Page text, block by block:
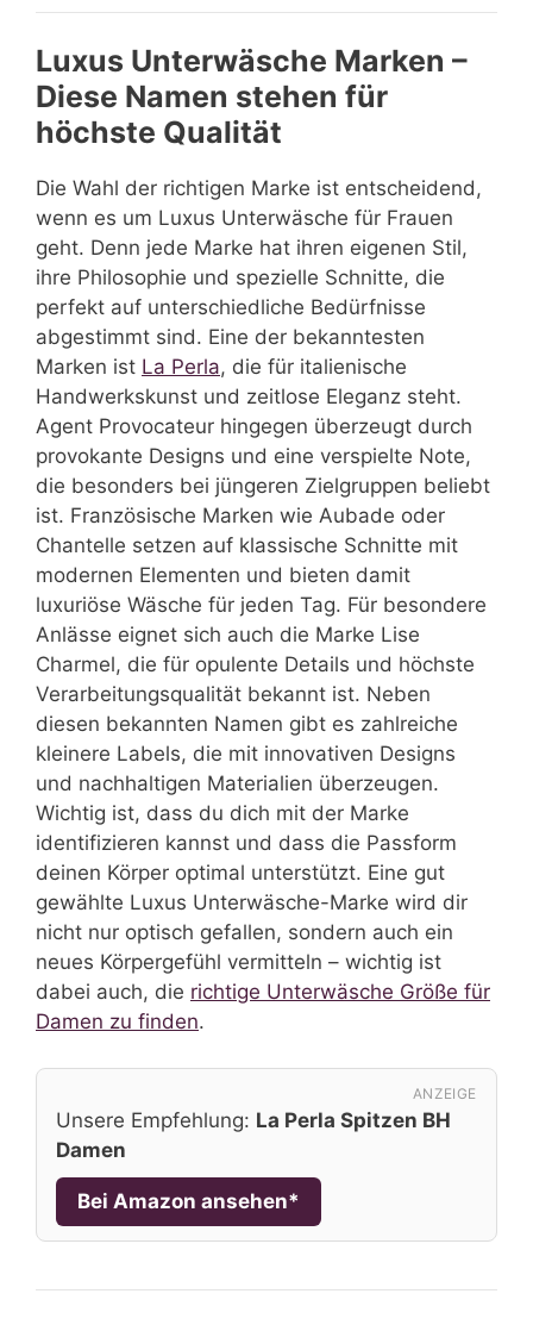
Luxus Unterwäsche Marken –
Diese Namen stehen für
höchste Qualität
Die Wahl der richtigen Marke ist entscheidend,
wenn es um Luxus Unterwäsche für Frauen
geht. Denn jede Marke hat ihren eigenen Stil,
ihre Philosophie und spezielle Schnitte, die
perfekt auf unterschiedliche Bedürfnisse
abgestimmt sind. Eine der bekanntesten
Marken ist La Perla, die für italienische
Handwerkskunst und zeitlose Eleganz steht.
Agent Provocateur hingegen überzeugt durch
provokante Designs und eine verspielte Note,
die besonders bei jüngeren Zielgruppen beliebt
ist. Französische Marken wie Aubade oder
Chantelle setzen auf klassische Schnitte mit
modernen Elementen und bieten damit
luxuriöse Wäsche für jeden Tag. Für besondere
Anlässe eignet sich auch die Marke Lise
Charmel, die für opulente Details und höchste
Verarbeitungsqualität bekannt ist. Neben
diesen bekannten Namen gibt es zahlreiche
kleinere Labels, die mit innovativen Designs
und nachhaltigen Materialien überzeugen.
Wichtig ist, dass du dich mit der Marke
identifizieren kannst und dass die Passform
deinen Körper optimal unterstützt. Eine gut
gewählte Luxus Unterwäsche-Marke wird dir
nicht nur optisch gefallen, sondern auch ein
neues Körpergefühl vermitteln – wichtig ist
dabei auch, die richtige Unterwäsche Größe für
Damen zu finden.
ANZEIGE
Unsere Empfehlung: La Perla Spitzen BH
Damen
Bei Amazon ansehen*